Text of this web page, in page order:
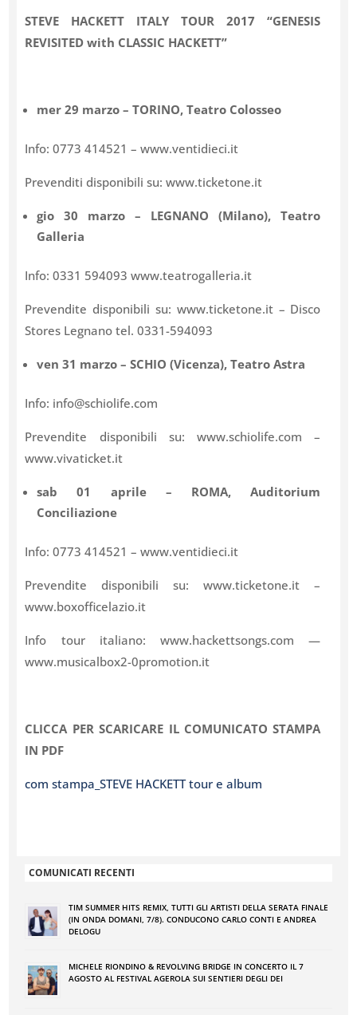
STEVE HACKETT ITALY TOUR 2017 “GENESIS
REVISITED with CLASSIC HACKETT”
mer 29 marzo – TORINO, Teatro Colosseo
Info: 0773 414521 – www.ventidieci.it
Prevenditi disponibili su: www.ticketone.it
gio 30 marzo – LEGNANO (Milano), Teatro
Galleria
Info: 0331 594093 www.teatrogalleria.it
Prevendite disponibili su: www.ticketone.it – Disco
Stores Legnano tel. 0331-594093
ven 31 marzo – SCHIO (Vicenza), Teatro Astra
Info: info@schiolife.com
Prevendite disponibili su: www.schiolife.com –
www.vivaticket.it
sab 01 aprile – ROMA, Auditorium
Conciliazione
Info: 0773 414521 – www.ventidieci.it
Prevendite disponibili su: www.ticketone.it –
www.boxofficelazio.it
Info tour italiano: www.hackettsongs.com —
www.musicalbox2-0promotion.it
CLICCA PER SCARICARE IL COMUNICATO STAMPA
IN PDF
com stampa_STEVE HACKETT tour e album
COMUNICATI RECENTI
TIM SUMMER HITS REMIX, TUTTI GLI ARTISTI DELLA SERATA FINALE
(IN ONDA DOMANI, 7/8). CONDUCONO CARLO CONTI E ANDREA
DELOGU
MICHELE RIONDINO & REVOLVING BRIDGE IN CONCERTO IL 7
AGOSTO AL FESTIVAL AGEROLA SUI SENTIERI DEGLI DEI